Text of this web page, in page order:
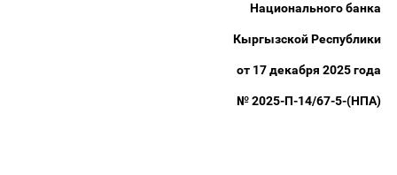
Национального банка
Кыргызской Республики
от 17 декабря 2025 года
№ 2025-П-14/67-5-(НПА)